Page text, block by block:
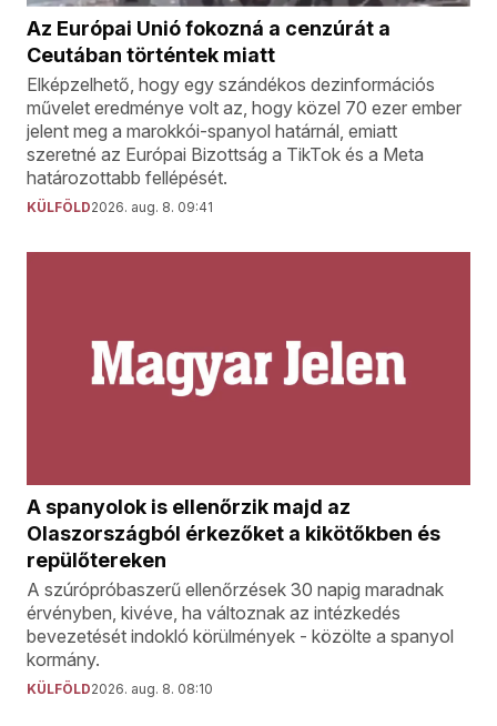
Az Európai Unió fokozná a cenzúrát a
Ceutában történtek miatt
Elképzelhető, hogy egy szándékos dezinformációs
művelet eredménye volt az, hogy közel 70 ezer ember
jelent meg a marokkói-spanyol határnál, emiatt
szeretné az Európai Bizottság a TikTok és a Meta
határozottabb fellépését.
KÜLFÖLD2026. aug. 8. 09:41
A spanyolok is ellenőrzik majd az
Olaszországból érkezőket a kikötőkben és
repülőtereken
A szúrópróbaszerű ellenőrzések 30 napig maradnak
érvényben, kivéve, ha változnak az intézkedés
bevezetését indokló körülmények - közölte a spanyol
kormány.
KÜLFÖLD2026. aug. 8. 08:10